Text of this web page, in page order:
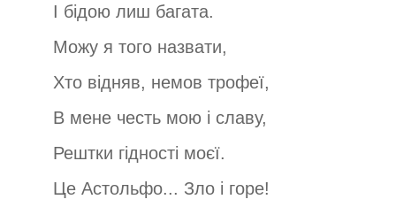
І бідою лиш багата.
Можу я того назвати,
Хто відняв, немов трофеї,
В мене честь мою і славу,
Рештки гідності моєї.
Це Астольфо... Зло і горе!